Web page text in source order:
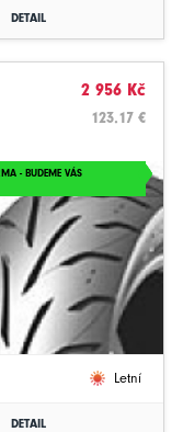
DETAIL
2 956 Kč
123.17 €
- BUDEME VÁS
Letní
DETAIL